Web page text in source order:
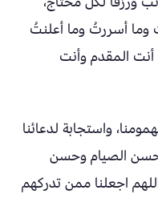
وما أسررتُ وما أعلنتُ
المقدم وأنت
واستجابة لدعائنا
حسن الصيام وحسن
اجعلنا ممن تدركهم